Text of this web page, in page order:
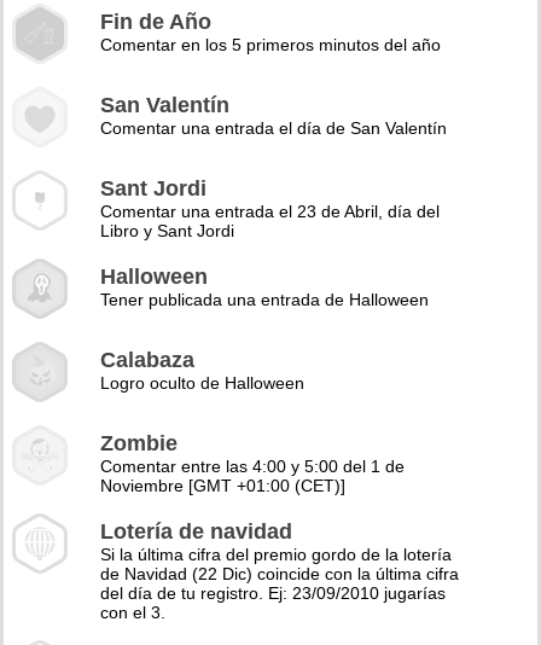
Fin de Año
Comentar en los 5 primeros minutos del año
San Valentín
Comentar una entrada el día de San Valentín
Sant Jordi
Comentar una entrada el 23 de Abril, día del
Libro y Sant Jordi
Halloween
Tener publicada una entrada de Halloween
Calabaza
Logro oculto de Halloween
Zombie
Comentar entre las 4:00 y 5:00 del 1 de
Noviembre [GMT +01:00 (CET)]
Lotería de navidad
Si la última cifra del premio gordo de la lotería
de Navidad (22 Dic) coincide con la última cifra
del día de tu registro. Ej: 23/09/2010 jugarías
con el 3.